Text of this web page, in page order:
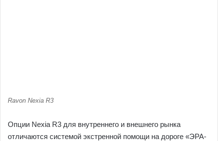
Ravon Nexia R3
Опции Nexia R3 для внутреннего и внешнего рынка
отличаются системой экстренной помощи на дороге «ЭРА-